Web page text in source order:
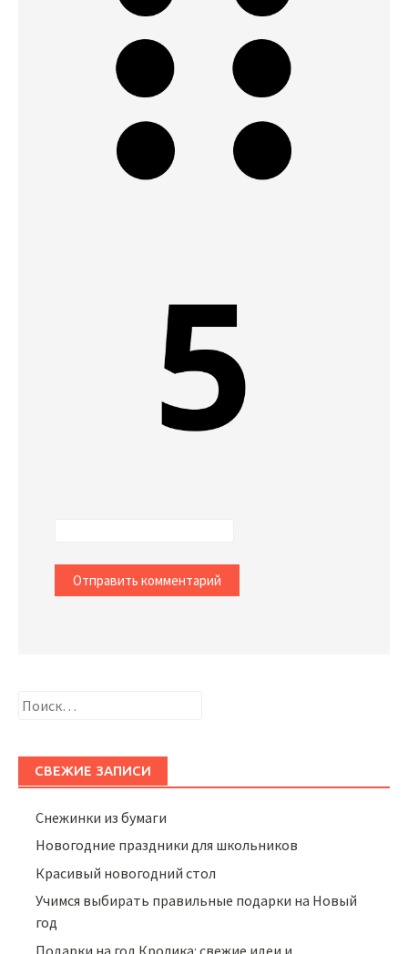
Найти:
СВЕЖИЕ ЗАПИСИ
Снежинки из бумаги
Новогодние праздники для школьников
Красивый новогодний стол
Учимся выбирать правильные подарки на Новый
год
Подарки на год Кролика: свежие идеи и